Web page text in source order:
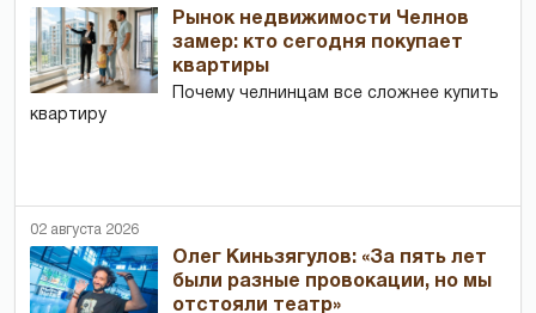
Рынок недвижимости Челнов
замер: кто сегодня покупает
квартиры
Почему челнинцам все сложнее купить
квартиру
02 августа 2026
Олег Киньзягулов: «За пять лет
были разные провокации, но мы
отстояли театр»